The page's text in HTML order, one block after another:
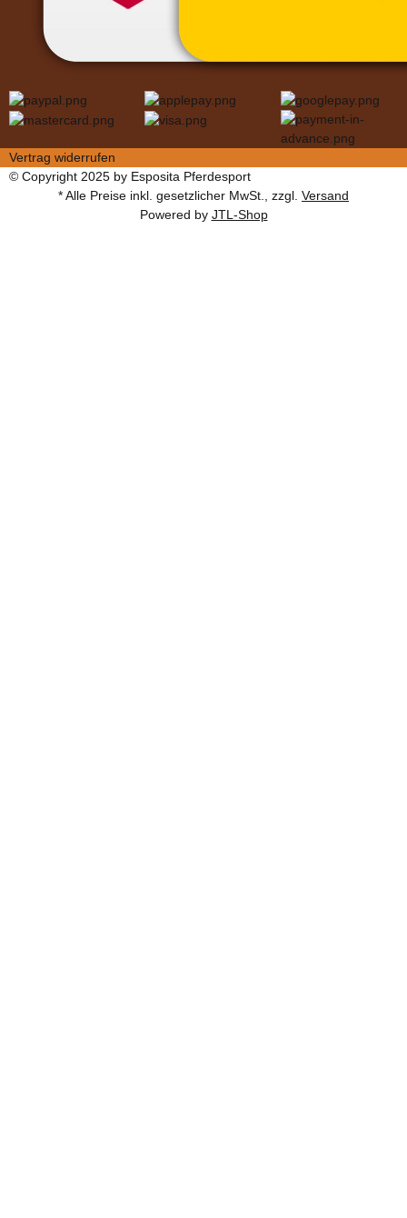
Vertrag widerrufen
© Copyright 2025 by Esposita Pferdesport
* Alle Preise inkl. gesetzlicher MwSt., zzgl. Versand
Powered by JTL-Shop